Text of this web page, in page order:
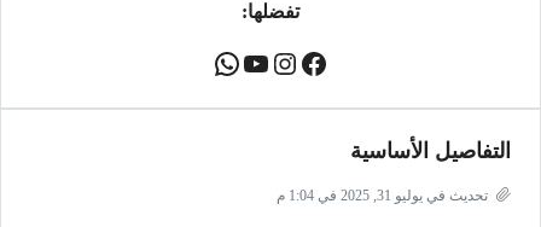
تفضلها:
التفاصيل الأساسية
تحديث في يوليو 31, 2025 في 1:04 م